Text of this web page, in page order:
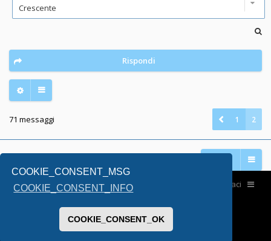
COOKIE_CONSENT_MSG
COOKIE_CONSENT_INFO
COOKIE_CONSENT_OK
Rispondi
71 messaggi 1 2
Home Contattaci